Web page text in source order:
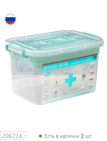
206216 Есть в наличии2 шт.